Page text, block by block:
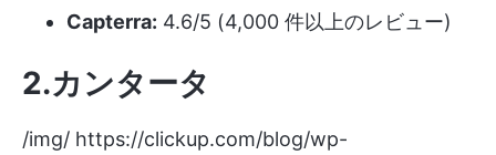
Capterra: 4.6/5 (4,000 件以上のレビュー)
2.カンタータ
/img/ https://clickup.com/blog/wp-